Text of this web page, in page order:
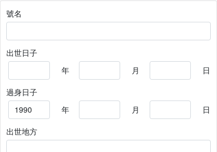
號名
出世日子
年
月
日
過身日子
年
月
日
出世地方